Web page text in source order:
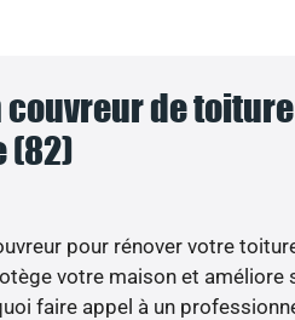
de
(82)
pour rénover votre
votre maison et améliore
faire appel à un